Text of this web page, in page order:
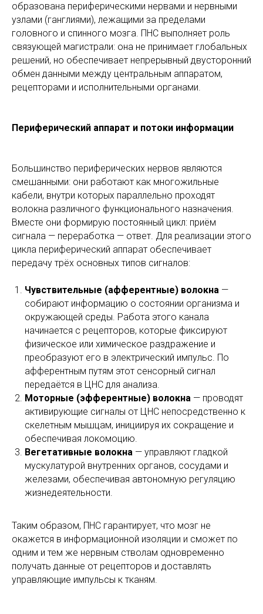
образована периферическими нервами и нервными
узлами (ганглиями), лежащими за пределами
головного и спинного мозга. ПНС выполняет роль
связующей магистрали: она не принимает глобальных
решений, но обеспечивает непрерывный двусторонний
обмен данными между центральным аппаратом,
рецепторами и исполнительными органами.
Периферический аппарат и потоки информации
Большинство периферических нервов являются
смешанными: они работают как многожильные
кабели, внутри которых параллельно проходят
волокна различного функционального назначения.
Вместе они формирую постоянный цикл: приём
сигнала — переработка — ответ. Для реализации этого
цикла периферический аппарат обеспечивает
передачу трёх основных типов сигналов:
Чувствительные (афферентные) волокна —
собирают информацию о состоянии организма и
окружающей среды. Работа этого канала
начинается с рецепторов, которые фиксируют
физическое или химическое раздражение и
преобразуют его в электрический импульс. По
афферентным путям этот сенсорный сигнал
передаётся в ЦНС для анализа.
Моторные (эфферентные) волокна — проводят
активирующие сигналы от ЦНС непосредственно к
скелетным мышцам, инициируя их сокращение и
обеспечивая локомоцию.
Вегетативные волокна — управляют гладкой
мускулатурой внутренних органов, сосудами и
железами, обеспечивая автономную регуляцию
жизнедеятельности.
Таким образом, ПНС гарантирует, что мозг не
окажется в информационной изоляции и сможет по
одним и тем же нервным стволам одновременно
получать данные от рецепторов и доставлять
управляющие импульсы к тканям.